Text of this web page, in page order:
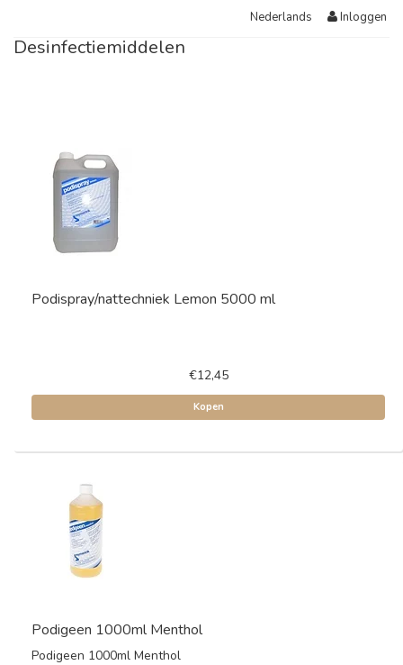
Nederlands Inloggen
Desinfectiemiddelen
Podispray/nattechniek Lemon 5000 ml
€12,45
Kopen
Podigeen 1000ml Menthol
Podigeen 1000ml Menthol